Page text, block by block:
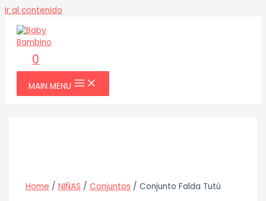
Ir al contenido
0
MAIN MENU
Home / NIÑAS / Conjuntos / Conjunto Falda Tutú